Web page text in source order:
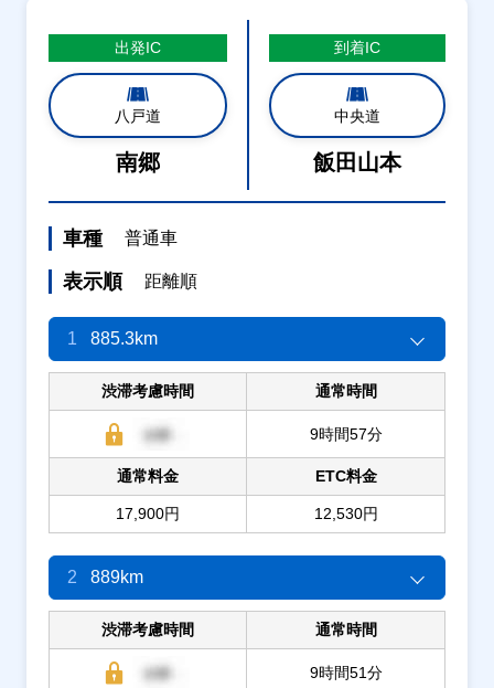
出発IC
八戸道
南郷
到着IC
中央道
飯田山本
車種 普通車
表示順 距離順
1 885.3km
渋滞考慮時間 通常時間
9時間57分
通常料金
17,900円
ETC料金
12,530円
2 889km
渋滞考慮時間 通常時間
9時間51分